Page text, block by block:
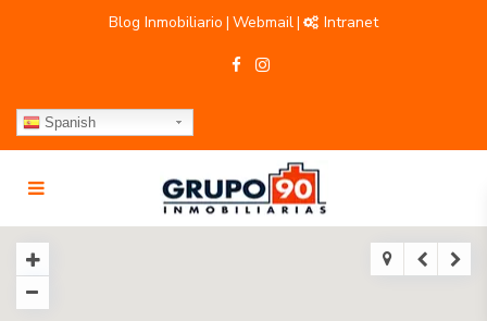
Blog Inmobiliario | Webmail| Intranet
Spanish